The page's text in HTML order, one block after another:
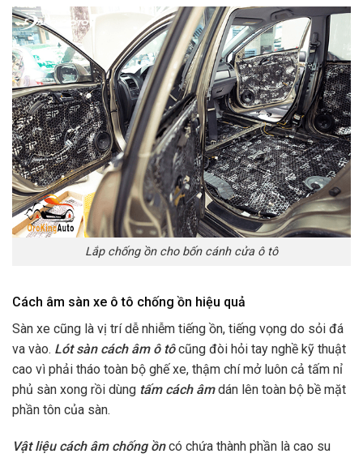
Lắp chống ồn cho bốn cánh cửa ô tô
Cách âm sàn xe ô tô chống ồn hiệu quả
Sàn xe cũng là vị trí dễ nhiễm tiếng ồn, tiếng vọng do sỏi đá
va vào. Lót sàn cách âm ô tôcũng đòi hỏi tay nghề kỹ thuật
cao vì phải tháo toàn bộ ghế xe, thậm chí mở luôn cả tấm nỉ
phủ sàn xong rồi dùng tấm cách âmdán lên toàn bộ bề mặt
phần tôn của sàn.
Vật liệu cách âm chống ồncó chứa thành phần là cao su